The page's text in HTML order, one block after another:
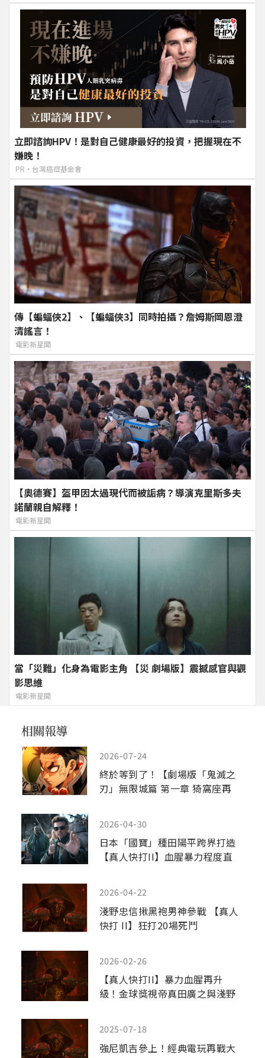
立即諮詢HPV！是對自己健康最好的投資，把握現在不
嫌晚！
PR・台灣癌症基金會
傳【蝙蝠俠2】、【蝙蝠俠3】同時拍攝？詹姆斯岡恩澄
清謠言！
電影新星聞
【奧德賽】盔甲因太過現代而被詬病？導演克里斯多夫
諾蘭親自解釋！
電影新星聞
當「災難」化身為電影主角 【災 劇場版】震撼感官與觀
影思維
電影新星聞
2026-07-24
終於等到了！【劇場版「鬼滅之
刃」無限城篇 第一章 猗窩座再
2026-04-30
日本「國寶」種田陽平跨界打造
【真人快打II】血腥暴力程度直
2026-04-22
淺野忠信揪黑袍男神參戰 【真人
快打 II】狂打20場死鬥
2026-02-26
【真人快打II】暴力血腥再升
級！金球獎視帝真田廣之與淺野
2025-07-18
強尼凱吉參上！經典電玩再戰大